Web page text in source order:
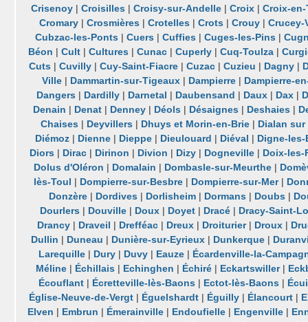
Crisenoy| Croisilles| Croisy-sur-Andelle| Croix| Croix-
Cromary |Crosmières |Crotelles |Crots |Crouy |Crucey-
Cubzac-les-Ponts |Cuers |Cuffies |Cuges-les-Pins |
Béon | Cult| Cultures| Cunac| Cuperly| Cuq-Toulza|
Cuts |Cuvilly |Cuy-Saint-Fiacre |Cuzac |Cuzieu | Dagny |
Ville| Dammartin-sur-Tigeaux| Dampierre| Dampierre-
Dangers | Dardilly | Darnetal | Daubensand | Daux | Dax |
Denain | Denat| Denney| Déols| Désaignes| Deshaies|
Chaises | Deyvillers | Dhuys et Morin-en-Brie | Dialan sur
Diémoz | Dienne | Dieppe | Dieulouard | Diéval | Digne-
Diors | Dirac | Dirinon | Divion | Dizy | Dogneville | Doix-les-
Dolus d'Oléron | Domalain | Dombasle-sur-Meurthe|
lès-Toul | Dompierre-sur-Besbre | Dompierre-sur-Mer|
Donzère| Dordives| Dorlisheim| Dormans| Doubs|
Dourlers | Douville | Doux | Doyet | Dracé | Dracy-Saint-
Drancy | Draveil | Drefféac | Dreux | Droiturier| Droux |
Dullin | Duneau | Dunière-sur-Eyrieux| Dunkerque|
Larequille| Dury| Duvy| Eauze| Écardenville-la-
Méline| Échillais| Echinghen | Échiré| Eckartswiller|
Écouflant | Écretteville-lès-Baons | Ectot-lès-Baons |
Église-Neuve-de-Vergt| Éguelshardt| Éguilly| Élancourt|
Elven | Embrun | Émerainville | Endoufielle | Engenville |